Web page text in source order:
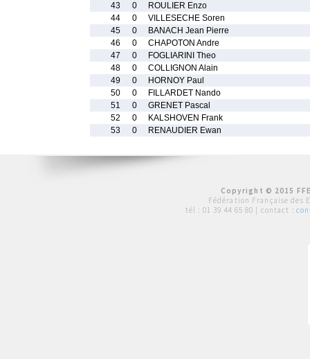
43
0
ROULIER Enzo
44
0
VILLESECHE Soren
45
0
BANACH Jean Pierre
46
0
CHAPOTON Andre
47
0
FOGLIARINI Theo
48
0
COLLIGNON Alain
49
0
HORNOY Paul
50
0
FILLARDET Nando
51
0
GRENET Pascal
52
0
KALSHOVEN Frank
53
0 RENAUDIER Ewan
Copyright © 2015
Fédération Française des
tél : 01 39 44 65 80 | contact :